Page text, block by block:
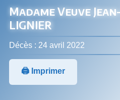
Madame Veuve
LIGNIER
Décès : 24 avril 2022
🖨️ Imprimer